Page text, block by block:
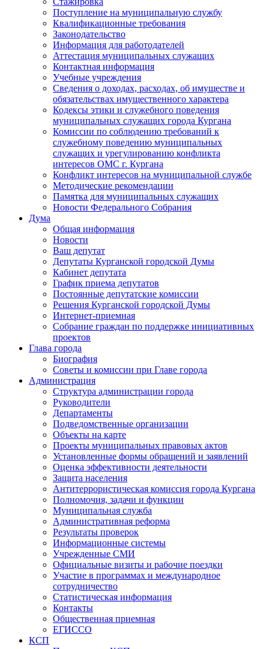
Поступление на муниципальную службу
Квалификационные требования
Законодательство
Информация для работодателей
Аттестация муниципальных служащих
Контактная информация
Учебные учреждения
Сведения о доходах, расходах, об имуществе и
обязательствах имущественного характера
Кодексы этики и служебного поведения
муниципальных служащих города Кургана
Комиссии по соблюдению требований к
служебному поведению муниципальных
служащих и урегулированию конфликта
интересов ОМС г. Кургана
Конфликт интересов на муниципальной службе
Методические рекомендации
Памятка для муниципальных служащих
Новости Федерального Cобрания
Дума
Общая информация
Новости
Ваш депутат
Депутаты Курганской городской Думы
Кабинет депутата
График приема депутатов
Постоянные депутатские комиссии
Решения Курганской городской Думы
Интернет-приемная
Собрание граждан по поддержке инициативных
проектов
Глава города
Биография
Советы и комиссии при Главе города
Администрация
Структура администрации города
Руководители
Департаменты
Подведомственные организации
Объекты на карте
Проекты муниципальных правовых актов
Установленные формы обращений и заявлений
Оценка эффективности деятельности
Защита населения
Антитеррористическая комиссия города Кургана
Полномочия, задачи и функции
Муниципальная служба
Административная реформа
Результаты проверок
Информационные системы
Учрежденные СМИ
Официальные визиты и рабочие поездки
Участие в программах и международное
сотрудничество
Статистическая информация
Контакты
Общественная приемная
ЕГИССО
КСП